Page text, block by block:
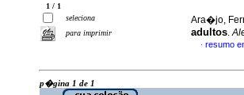
1 / 1
seleciona
para imprimir
Ara�jo,
adultos.
· resumo
p�gina 1 de 1